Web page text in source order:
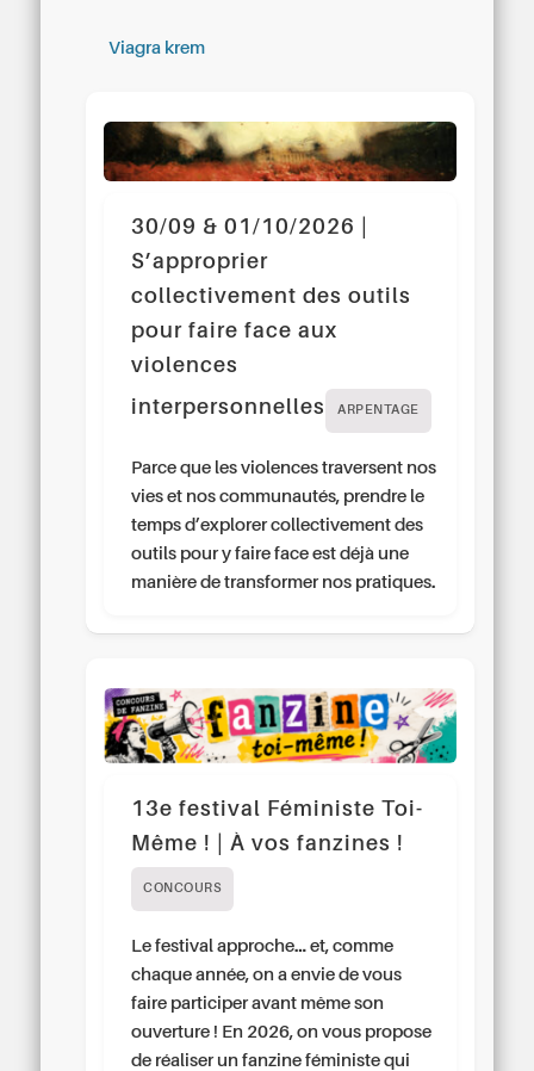
Viagra krem
30/09 & 01/10/2026 |
S’approprier
collectivement des outils
pour faire face aux
violences
interpersonnelles
ARPENTAGE
Parce que les violences traversent nos
vies et nos communautés, prendre le
temps d’explorer collectivement des
outils pour y faire face est déjà une
manière de transformer nos pratiques.
13e festival Féministe Toi-
Même ! | À vos fanzines !
CONCOURS
Le festival approche… et, comme
chaque année, on a envie de vous
faire participer avant même son
ouverture ! En 2026, on vous propose
de réaliser un fanzine féministe qui